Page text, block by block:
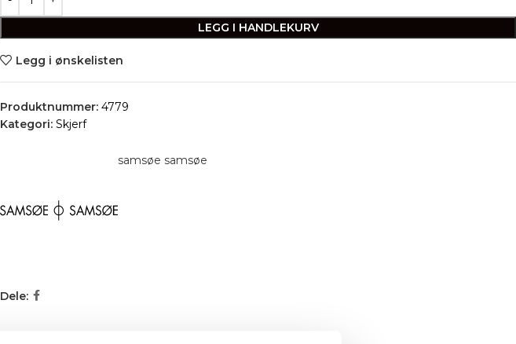
LEGG I HANDLEKURV
Legg i ønskelisten
Produktnummer: 4779
Kategori: Skjerf
samsøe samsøe
Dele: